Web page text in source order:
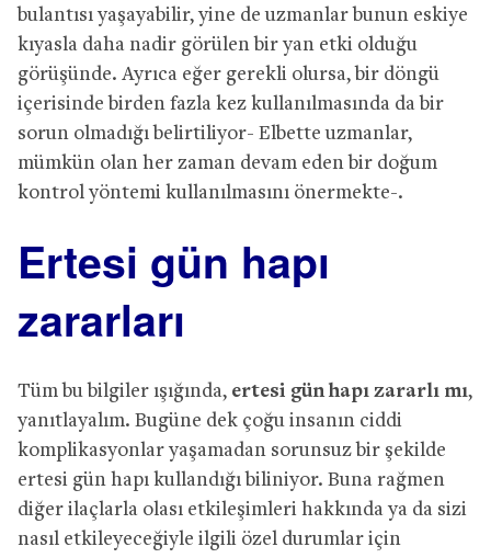
bulantısı yaşayabilir, yine de uzmanlar bunun eskiye
kıyasla daha nadir görülen bir yan etki olduğu
görüşünde. Ayrıca eğer gerekli olursa, bir döngü
içerisinde birden fazla kez kullanılmasında da bir
sorun olmadığı belirtiliyor- Elbette uzmanlar,
mümkün olan her zaman devam eden bir doğum
kontrol yöntemi kullanılmasını önermekte-.
Ertesi gün hapı
zararları
Tüm bu bilgiler ışığında, ertesi gün hapı zararlı mı,
yanıtlayalım. Bugüne dek çoğu insanın ciddi
komplikasyonlar yaşamadan sorunsuz bir şekilde
ertesi gün hapı kullandığı biliniyor. Buna rağmen
diğer ilaçlarla olası etkileşimleri hakkında ya da sizi
nasıl etkileyeceğiyle ilgili özel durumlar için